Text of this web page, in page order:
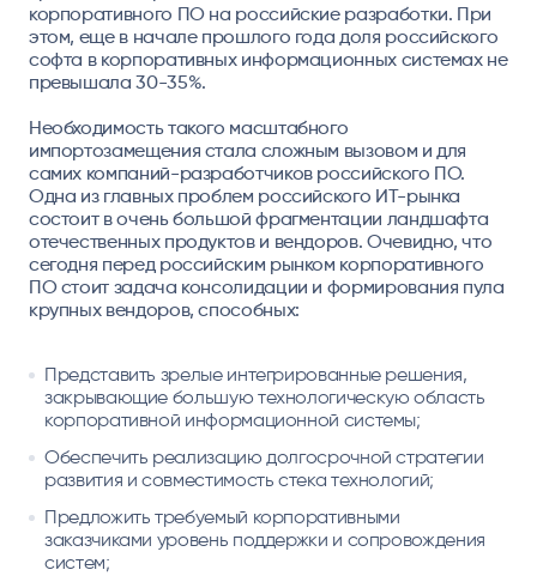
корпоративного ПО на российские разработки. При
этом, еще в начале прошлого года доля российского
софта в корпоративных информационных системах не
превышала 30-35%.
Необходимость такого масштабного
импортозамещения стала сложным вызовом и для
самих компаний-разработчиков российского ПО.
Одна из главных проблем российского ИТ-рынка
состоит в очень большой фрагментации ландшафта
отечественных продуктов и вендоров. Очевидно, что
сегодня перед российским рынком корпоративного
ПО стоит задача консолидации и формирования пула
крупных вендоров, способных:
Представить зрелые интегрированные решения,
закрывающие большую технологическую область
корпоративной информационной системы;
Обеспечить реализацию долгосрочной стратегии
развития и совместимость стека технологий;
Предложить требуемый корпоративными
заказчиками уровень поддержки и сопровождения
систем;